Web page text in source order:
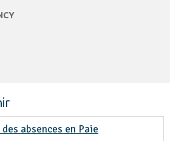
absences en Paie